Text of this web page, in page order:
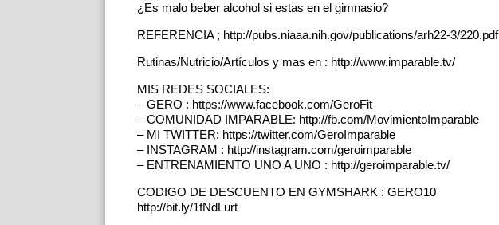
¿Es malo beber alcohol si estas en el gimnasio?
REFERENCIA ; http://pubs.niaaa.nih.gov/publications/arh22-3/220.pdf
Rutinas/Nutricio/Artículos y mas en : http://www.imparable.tv/
MIS REDES SOCIALES:
– GERO : https://www.facebook.com/GeroFit
– COMUNIDAD IMPARABLE: http://fb.com/MovimientoImparable
– MI TWITTER: https://twitter.com/GeroImparable
– INSTAGRAM : http://instagram.com/geroimparable
– ENTRENAMIENTO UNO A UNO : http://geroimparable.tv/
CODIGO DE DESCUENTO EN GYMSHARK : GERO10
http://bit.ly/1fNdLurt